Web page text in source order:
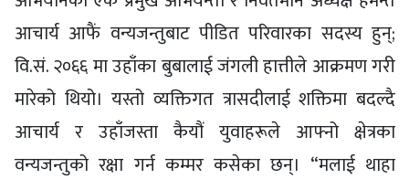
आचार्य आफैं वन्यजन्तुबाट पीडित परिवारका सदस्य हुन्;
वि.सं. २०६६ मा उहाँका बुबालाई जंगली हात्तीले आक्रमण गरी
मारेको थियो। यस्तो व्यक्तिगत त्रासदीलाई शक्तिमा बदल्दै
आचार्य र उहाँजस्ता कैयौं युवाहरूले आफ्नो क्षेत्रका
वन्यजन्तुको रक्षा गर्न कम्मर कसेका छन्। “मलाई थाहा